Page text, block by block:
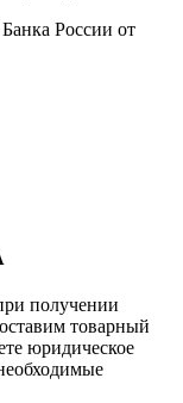
России от
получении
товарный
юридическое